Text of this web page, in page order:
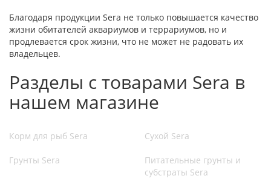
Благодаря продукции Sera не только повышается качество
жизни обитателей аквариумов и террариумов, но и
продлевается срок жизни, что не может не радовать их
владельцев.
Разделы с товарами Sera в
нашем магазине
Корм для рыб Sera Сухой Sera
Грунты Sera
Питательные грунты и
субстраты Sera